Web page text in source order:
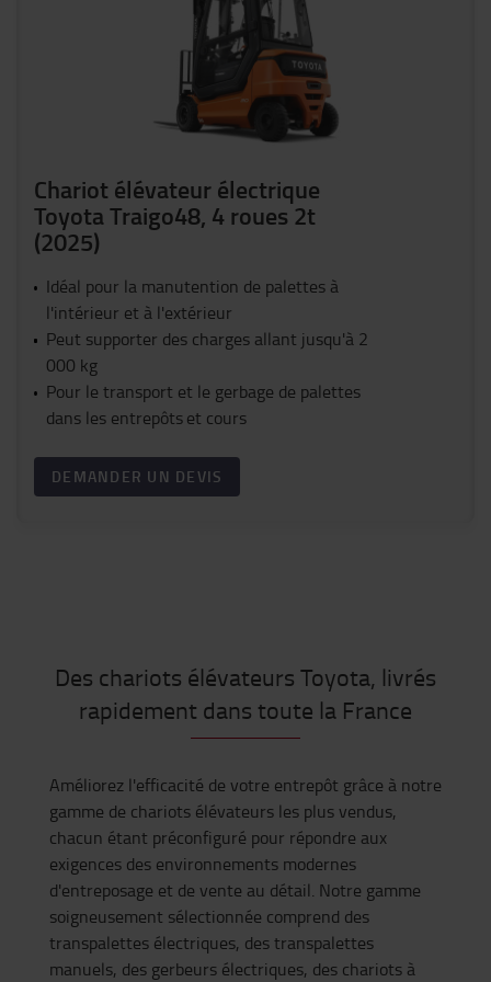
Chariot élévateur électrique
Toyota Traigo48, 4 roues 2t
(2025)
Idéal pour la manutention de palettes à
l'intérieur et à l'extérieur
Peut supporter des charges allant jusqu'à 2
000 kg
Pour le transport et le gerbage de palettes
dans les entrepôts et cours
DEMANDER UN DEVIS
Des chariots élévateurs Toyota, livrés
rapidement dans toute la France
Améliorez l'efficacité de votre entrepôt grâce à notre
gamme de chariots élévateurs les plus vendus,
chacun étant préconfiguré pour répondre aux
exigences des environnements modernes
d'entreposage et de vente au détail. Notre gamme
soigneusement sélectionnée comprend des
transpalettes électriques, des transpalettes
manuels, des gerbeurs électriques, des chariots à